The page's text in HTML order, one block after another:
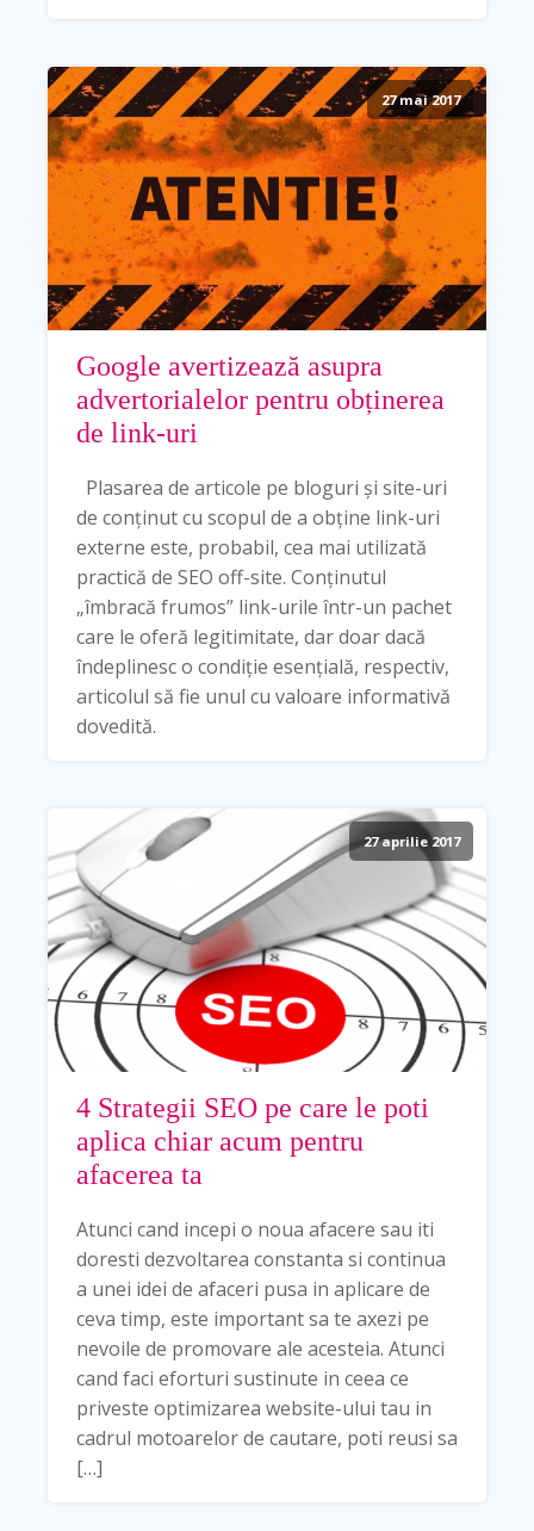
27 mai 2017
Google avertizează asupra
advertorialelor pentru obținerea
de link-uri
Plasarea de articole pe bloguri și site-uri
de conținut cu scopul de a obține link-uri
externe este, probabil, cea mai utilizată
practică de SEO off-site. Conținutul
„îmbracă frumos” link-urile într-un pachet
care le oferă legitimitate, dar doar dacă
îndeplinesc o condiție esențială, respectiv,
articolul să fie unul cu valoare informativă
dovedită.
27 aprilie 2017
4 Strategii SEO pe care le poti
aplica chiar acum pentru
afacerea ta
Atunci cand incepi o noua afacere sau iti
doresti dezvoltarea constanta si continua
a unei idei de afaceri pusa in aplicare de
ceva timp, este important sa te axezi pe
nevoile de promovare ale acesteia. Atunci
cand faci eforturi sustinute in ceea ce
priveste optimizarea website-ului tau in
cadrul motoarelor de cautare, poti reusi sa
[…]